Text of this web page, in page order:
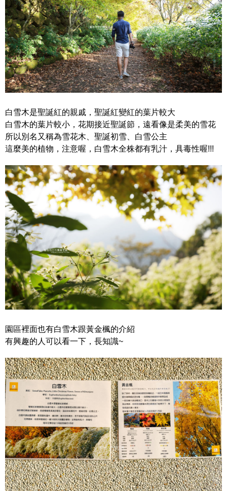
白雪木是聖誕紅的親戚，聖誕紅變紅的葉片較大
白雪木的葉片較小，花期接近聖誕節，遠看像是柔美的雪花
所以別名又稱為雪花木、聖誕初雪、白雪公主
這麼美的植物，注意喔，白雪木全株都有乳汁，具毒性喔!!!
園區裡面也有白雪木跟黃金楓的介紹
有興趣的人可以看一下，長知識~